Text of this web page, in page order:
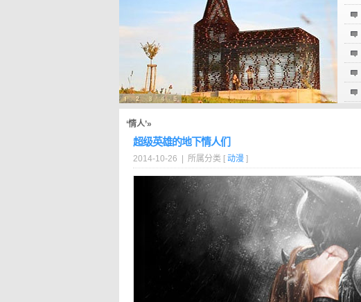
‘情人’»
超级英雄的地下情人们
2014-10-26 | 所属分类 [ 动漫 ]